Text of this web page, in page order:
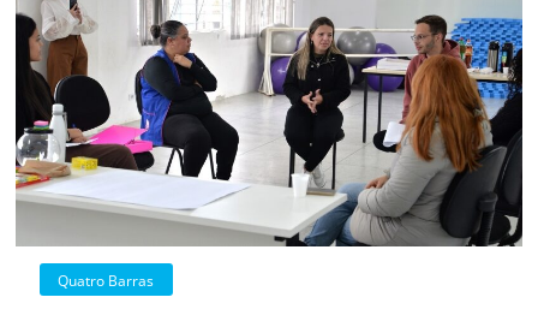
Quatro Barras